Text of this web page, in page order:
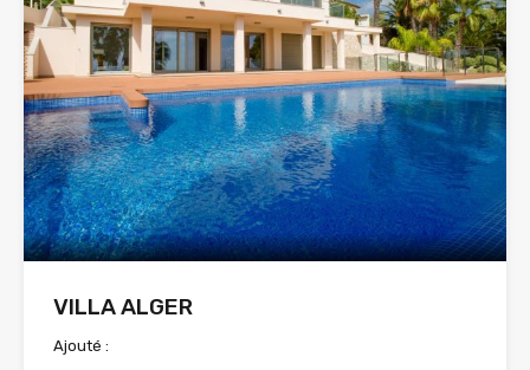
VILLA ALGER
Ajouté :